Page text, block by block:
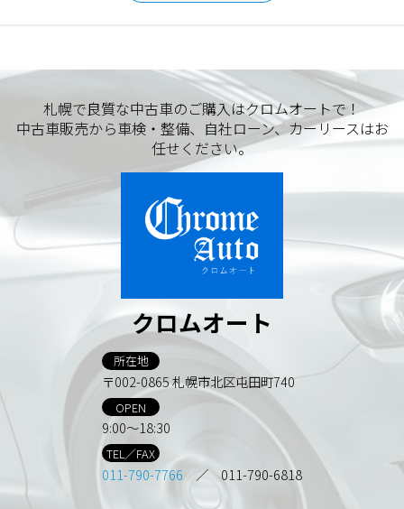
札幌で良質な中古車のご購入はクロムオートで！
中古車販売から車検・整備、自社ローン、カーリースはお
任せください。
クロムオート
所在地
〒002-0865 札幌市北区屯田町740
OPEN
9:00～18:30
TEL／FAX
011-790-7766 ／ 011-790-6818